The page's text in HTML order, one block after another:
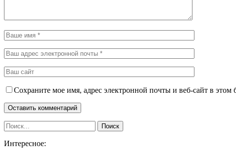
Сохраните мое имя, адрес электронной почты и веб-сайт в этом
Интересное: